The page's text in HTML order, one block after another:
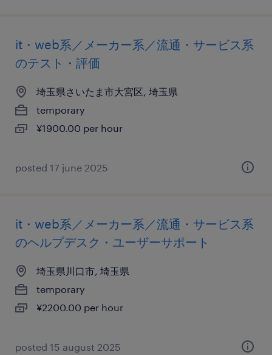
it・web系／メーカー系／流通・サービス系
のテスト・評価
埼玉県さいたま市大宮区, 埼玉県
temporary
¥1900.00 per hour
posted 17 june 2025
it・web系／メーカー系／流通・サービス系
のヘルプデスク・ユーザーサポート
埼玉県川口市, 埼玉県
temporary
¥2200.00 per hour
posted 15 august 2025